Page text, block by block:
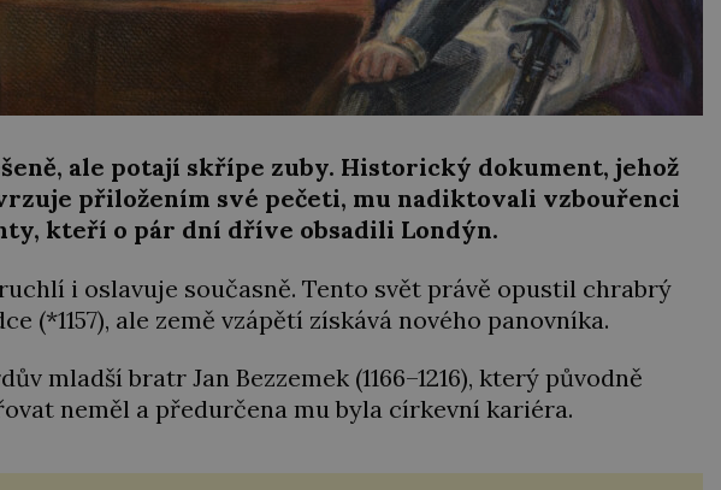
ale potají skřípe zuby. Historický dokument, jehož
přiložením své pečeti, mu nadiktovali vzbouřenci
kteří o pár dní dříve obsadili Londýn.
i oslavuje současně. Tento svět právě opustil chrabrý
(*1157), ale země vzápětí získává nového panovníka.
mladší bratr Jan Bezzemek (1166–1216), který původně
neměl a předurčena mu byla církevní kariéra.